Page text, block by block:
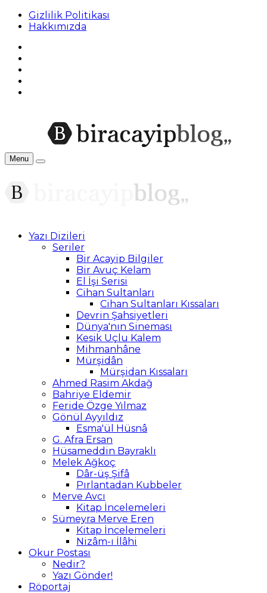
Gizlilik Politikası
Hakkımızda
Menu
Yazı Dizileri
Seriler
Bir Acayip Bilgiler
Bir Avuç Kelam
El İşi Serisi
Cihan Sultanları
Cihan Sultanları Kıssaları
Devrin Şahsiyetleri
Dünya'nın Sineması
Kesik Uçlu Kalem
Mihmanhâne
Mürşidân
Mürşidan Kıssaları
Ahmed Rasim Akdağ
Bahriye Eldemir
Feride Özge Yılmaz
Gönül Ayyıldız
Esma'ül Hüsnâ
G. Afra Ersan
Hüsameddin Bayraklı
Melek Ağkoç
Dâr-üş Şifâ
Pırlantadan Kubbeler
Merve Avcı
Kitap İncelemeleri
Sümeyra Merve Eren
Kitap İncelemeleri
Nizâm-ı İlâhi
Okur Postası
Nedir?
Yazı Gönder!
Röportaj